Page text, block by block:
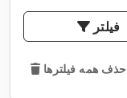
فیلتر
حذف همه فیلترها